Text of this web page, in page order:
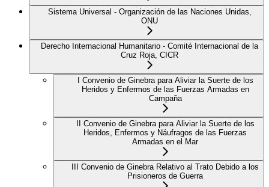
Sistema Universal - Organización de las Naciones Unidas,
ONU
Derecho Internacional Humanitario - Comité Internacional de la
Cruz Roja, CICR
I Convenio de Ginebra para Aliviar la Suerte de los
Heridos y Enfermos de las Fuerzas Armadas en
Campaña
II Convenio de Ginebra para Aliviar la Suerte de los
Heridos, Enfermos y Náufragos de las Fuerzas
Armadas en el Mar
III Convenio de Ginebra Relativo al Trato Debido a los
Prisioneros de Guerra